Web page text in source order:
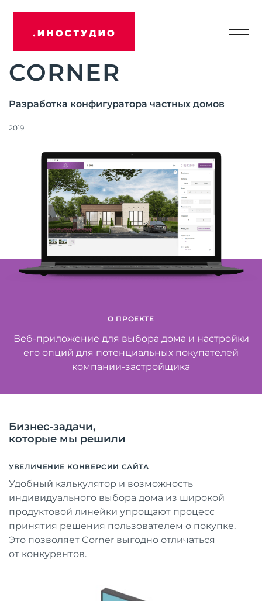
Иностудио
CORNER
Разработка конфигуратора частных домов
2019
О ПРОЕКТЕ
Веб-приложение для выбора дома и настройки
его опций для потенциальных покупателей
компании-застройщика
Бизнес-задачи,
которые мы решили
УВЕЛИЧЕНИЕ КОНВЕРСИИ САЙТА
Удобный калькулятор и возможность
индивидуального выбора дома из широкой
продуктовой линейки упрощают процесс
принятия решения пользователем о покупке.
Это позволяет Corner выгодно отличаться
от конкурентов.